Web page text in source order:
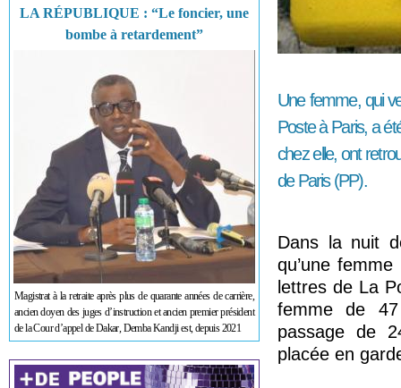
LA RÉPUBLIQUE : “Le foncier, une
bombe à retardement”
Magistrat à la retraite après plus de quarante années de carrière,
ancien doyen des juges d’instruction et ancien premier président
de la Cour d’appel de Dakar, Demba Kandji est, depuis 2021
Une femme, qui
Poste à Paris, a
chez elle, ont
de Paris (PP).
Dans la nuit
qu’une
lettres de La
femme de
passage de
placée en